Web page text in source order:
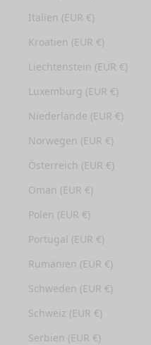
Italien (EUR €)
Kroatien (EUR €)
Liechtenstein (EUR €)
Luxemburg (EUR €)
Niederlande (EUR €)
Norwegen (EUR €)
Österreich (EUR €)
Oman (EUR €)
Polen (EUR €)
Portugal (EUR €)
Rumänien (EUR €)
Schweden (EUR €)
Schweiz (EUR €)
Serbien (EUR €)